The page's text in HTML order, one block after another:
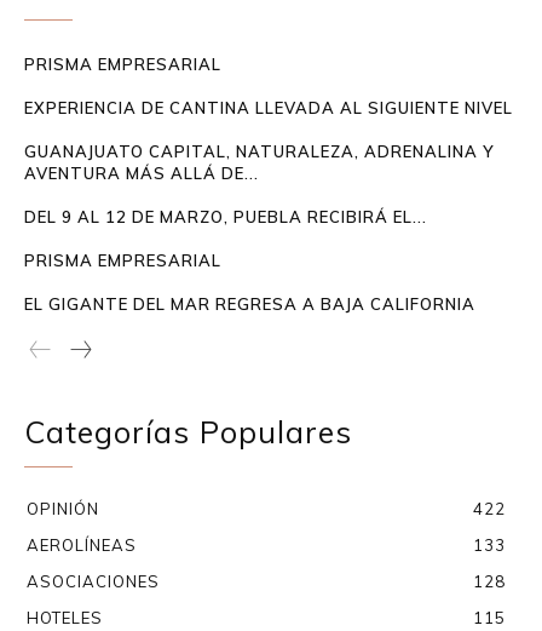
PRISMA EMPRESARIAL
EXPERIENCIA DE CANTINA LLEVADA AL SIGUIENTE NIVEL
GUANAJUATO CAPITAL, NATURALEZA, ADRENALINA Y
AVENTURA MÁS ALLÁ DE...
DEL 9 AL 12 DE MARZO, PUEBLA RECIBIRÁ EL...
PRISMA EMPRESARIAL
EL GIGANTE DEL MAR REGRESA A BAJA CALIFORNIA
Categorías Populares
OPINIÓN
422
AEROLÍNEAS
133
ASOCIACIONES
128
HOTELES
115